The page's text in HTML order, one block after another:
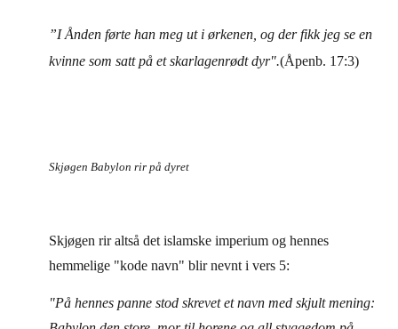
”I Ånden førte han meg ut i ørkenen, og der fikk jeg se en
kvinne som satt på et skarlagenrødt dyr".(Åpenb. 17:3)
Skjøgen Babylon rir på dyret
Skjøgen rir altså det islamske imperium og hennes
hemmelige "kode navn" blir nevnt i vers 5:
"På hennes panne stod skrevet et navn med skjult mening: